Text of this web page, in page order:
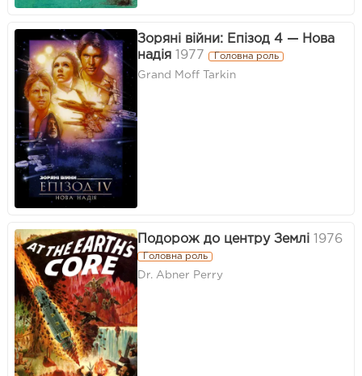
Зоряні війни: Епізод 4 — Нова
надія 1977 Головна роль
Grand Moff Tarkin
Подорож до центру Землі 1976
Головна роль
Dr. Abner Perry